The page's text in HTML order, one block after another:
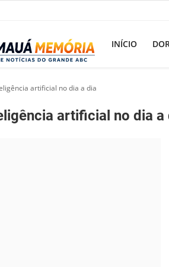
INÍCIO
artificial no dia a dia
artificial no dia a